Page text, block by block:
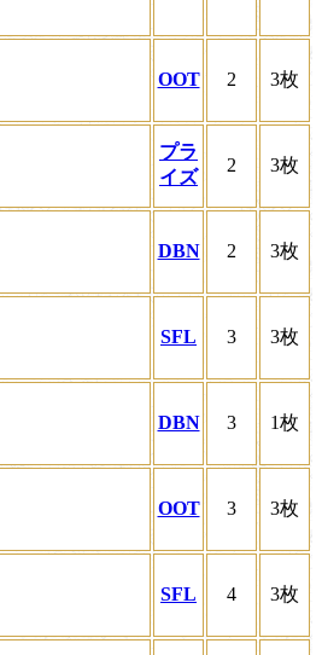
OOT 2 3枚
プラ
イズ
2 3枚
DBN 2 3枚
SFL 3 3枚
DBN 3 1枚
OOT 3 3枚
SFL 4 3枚